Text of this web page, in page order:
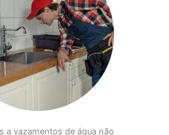
a vazamentos de água não